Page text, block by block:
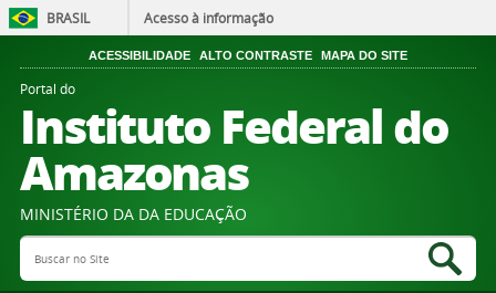
BRASIL Acesso à informação
ACESSIBILIDADE ALTO CONTRASTE MAPA DO SITE
Portal do
Instituto Federal do
Amazonas
MINISTÉRIO DA DA EDUCAÇÃO
Search Site